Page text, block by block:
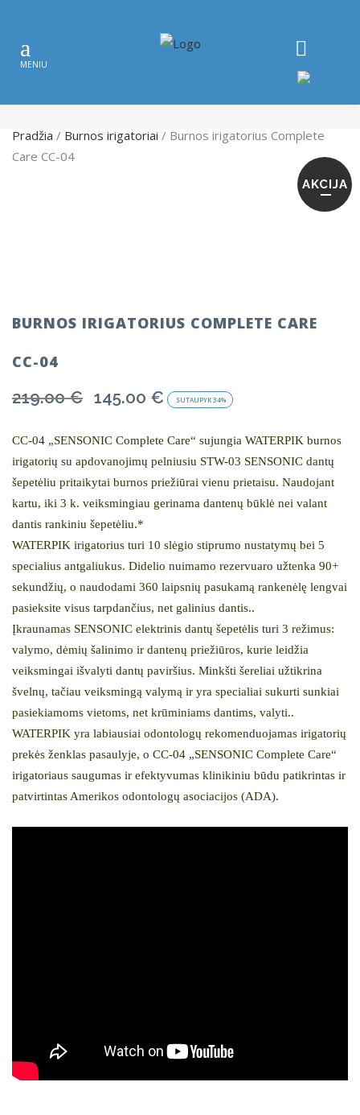
AKCIJA
Pradžia / Burnos irigatoriai / Burnos irigatorius Complete
Care CC-04
BURNOS IRIGATORIUS COMPLETE CARE
CC-04
219.00€
Original
was:
219.00 €.
145.00 € Current
is:
145.00 €.
SUTAUPYK34%
CC-04 „SENSONIC Complete Care“ sujungia WATERPIK burnos
irigatorių su apdovanojimų pelniusiu STW-03 SENSONIC dantų
šepetėliu pritaikytai burnos priežiūrai vienu prietaisu. Naudojant
kartu, iki 3 k. veiksmingiau gerinama dantenų būklė nei valant
dantis rankiniu šepetėliu.*
WATERPIK irigatorius turi 10 slėgio stiprumo nustatymų bei 5
specialius antgaliukus. Didelio nuimamo rezervuaro užtenka 90+
sekundžių, o naudodami 360 laipsnių pasukamą rankenėlę lengvai
pasieksite visus tarpdančius, net galinius dantis..
Įkraunamas SENSONIC elektrinis dantų šepetėlis turi 3 režimus:
valymo, dėmių šalinimo ir dantenų priežiūros, kurie leidžia
veiksmingai išvalyti dantų paviršius. Minkšti šereliai užtikrina
švelnų, tačiau veiksmingą valymą ir yra specialiai sukurti sunkiai
pasiekiamoms vietoms, net krūminiams dantims, valyti..
WATERPIK yra labiausiai odontologų rekomenduojamas irigatorių
prekės ženklas pasaulyje, o CC-04 „SENSONIC Complete Care“
irigatoriaus saugumas ir efektyvumas klinikiniu būdu patikrintas ir
patvirtintas Amerikos odontologų asociacijos (ADA).